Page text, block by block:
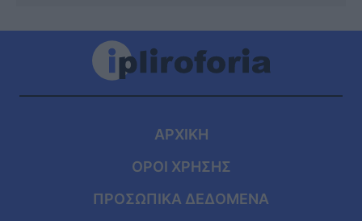
ΑΡΧΙΚΗ
ΟΡΟΙ ΧΡΗΣΗΣ
ΠΡΟΣΩΠΙΚΑ ΔΕΔΟΜΕΝΑ